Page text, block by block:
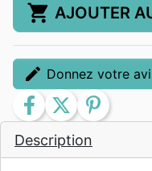
Description
shopping_cart AJOUTER
edit Donnez votre
facebook twitter pinterest